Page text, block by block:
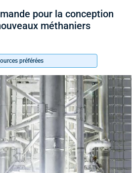
pour la conception
méthaniers
préférées